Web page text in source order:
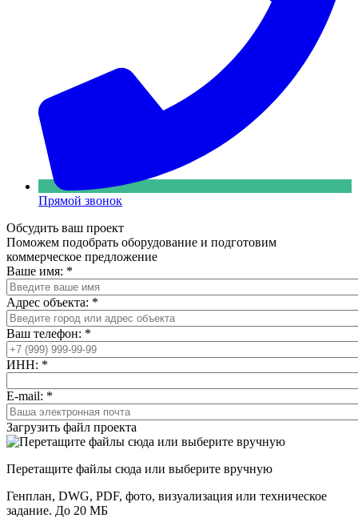
Прямой звонок
Обсудить ваш проект
Поможем подобрать оборудование и подготовим
коммерческое предложение
Ваше имя: *
Адрес объекта: *
Ваш телефон: *
ИНН: *
E-mail: *
Загрузить файл проекта
Перетащите файлы сюда или выберите вручную
Генплан, DWG, PDF, фото, визуализация или техническое
задание. До 20 МБ